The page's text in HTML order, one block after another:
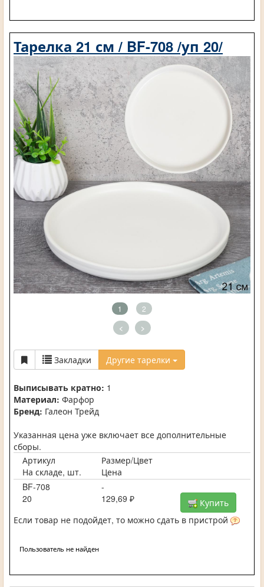
Тарелка 21 см / BF-708 /уп 20/
1 2
< >
Закладки Другие тарелки
Выписывать кратно: 1
Материал: Фарфор
Бренд: Галеон Трейд
Указанная цена уже включает все дополнительные
сборы.
Артикул
Размер/Цвет
На складе, шт.
Цена
BF-708
-
20
129,69 ₽
Купить
Если товар не подойдет, то можно сдать в пристрой
Пользователь не найден